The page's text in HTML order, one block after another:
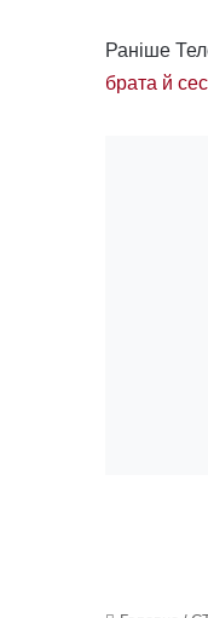
Раніше
брата й